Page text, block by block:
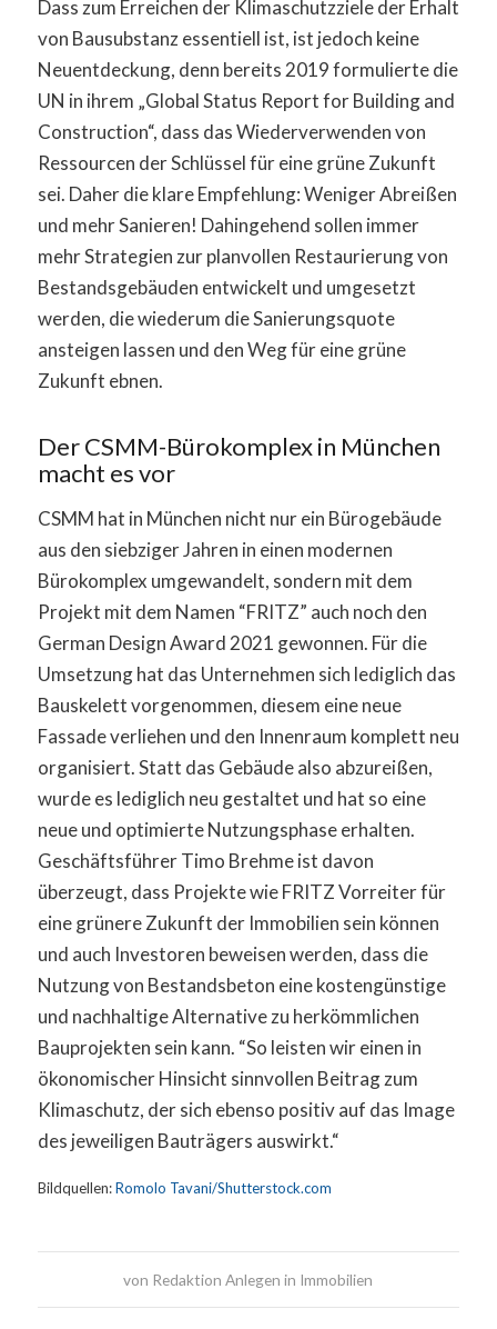
Dass zum Erreichen der Klimaschutzziele der Erhalt
von Bausubstanz essentiell ist, ist jedoch keine
Neuentdeckung, denn bereits 2019 formulierte die
UN in ihrem „Global Status Report for Building and
Construction“, dass das Wiederverwenden von
Ressourcen der Schlüssel für eine grüne Zukunft
sei. Daher die klare Empfehlung: Weniger Abreißen
und mehr Sanieren! Dahingehend sollen immer
mehr Strategien zur planvollen Restaurierung von
Bestandsgebäuden entwickelt und umgesetzt
werden, die wiederum die Sanierungsquote
ansteigen lassen und den Weg für eine grüne
Zukunft ebnen.
Der CSMM-Bürokomplex in München
macht es vor
CSMM hat in München nicht nur ein Bürogebäude
aus den siebziger Jahren in einen modernen
Bürokomplex umgewandelt, sondern mit dem
Projekt mit dem Namen “FRITZ” auch noch den
German Design Award 2021 gewonnen. Für die
Umsetzung hat das Unternehmen sich lediglich das
Bauskelett vorgenommen, diesem eine neue
Fassade verliehen und den Innenraum komplett neu
organisiert. Statt das Gebäude also abzureißen,
wurde es lediglich neu gestaltet und hat so eine
neue und optimierte Nutzungsphase erhalten.
Geschäftsführer Timo Brehme ist davon
überzeugt, dass Projekte wie FRITZ Vorreiter für
eine grünere Zukunft der Immobilien sein können
und auch Investoren beweisen werden, dass die
Nutzung von Bestandsbeton eine kostengünstige
und nachhaltige Alternative zu herkömmlichen
Bauprojekten sein kann. “So leisten wir einen in
ökonomischer Hinsicht sinnvollen Beitrag zum
Klimaschutz, der sich ebenso positiv auf das Image
des jeweiligen Bauträgers auswirkt.“
Bildquellen:Romolo Tavani/Shutterstock.com
von Redaktion Anlegen in Immobilien